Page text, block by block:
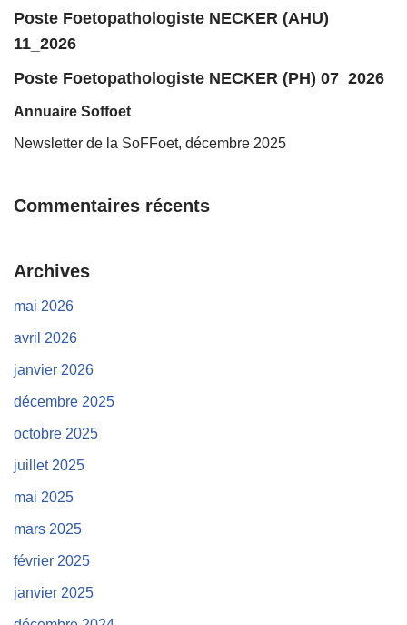
Poste Foetopathologiste NECKER (AHU)
11_2026
Poste Foetopathologiste NECKER (PH) 07_2026
Annuaire Soffoet
Newsletter de la SoFFoet, décembre 2025
Commentaires récents
Archives
mai 2026
avril 2026
janvier 2026
décembre 2025
octobre 2025
juillet 2025
mai 2025
mars 2025
février 2025
janvier 2025